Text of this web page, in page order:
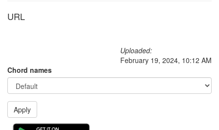
URL
Uploaded:
February 19, 2024, 10:12 AM
Chord names
Apply